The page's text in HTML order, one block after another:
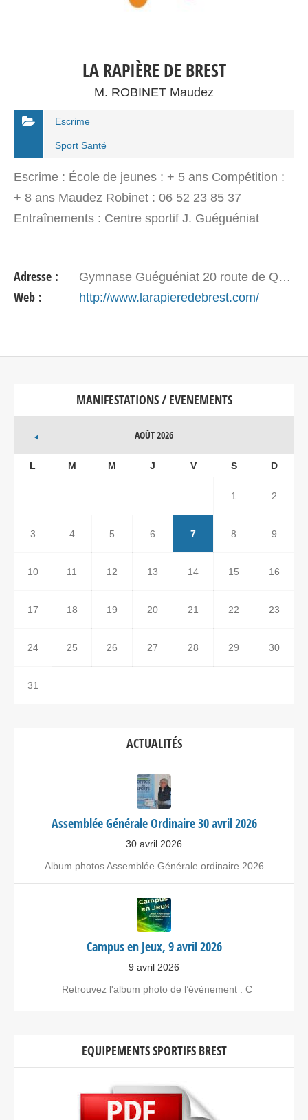
LA RAPIÈRE DE BREST
M. ROBINET Maudez
Escrime
Sport Santé
Escrime : École de jeunes : + 5 ans Compétition :
+ 8 ans Maudez Robinet : 06 52 23 85 37
Entraînements : Centre sportif J. Guéguéniat
Adresse : Gymnase Guéguéniat 20 route de Quimper - 29225 BREST
Web : http://www.larapieredebrest.com/
MANIFESTATIONS / EVENEMENTS
AOÛT 2026
L M M J V S D
1 2
3 4 5 6 7 8 9
10 11 12 13 14 15 16
17 18 19 20 21 22 23
24 25 26 27 28 29 30
31
ACTUALITÉS
Assemblée Générale Ordinaire 30 avril 2026
30 avril 2026
Album photos Assemblée Générale ordinaire 2026
Campus en Jeux, 9 avril 2026
9 avril 2026
Retrouvez l'album photo de l’évènement : C
EQUIPEMENTS SPORTIFS BREST